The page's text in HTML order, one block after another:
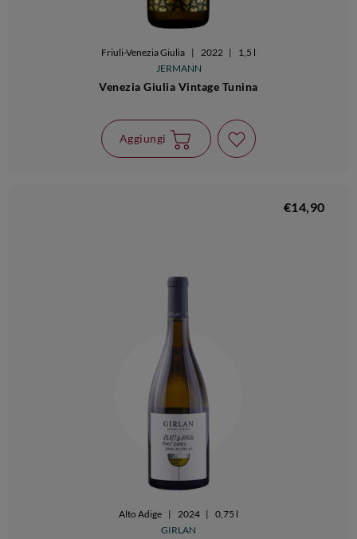
Friuli-Venezia Giulia | 2022 |
1,5 l
JERMANN
Venezia Giulia Vintage Tunina
Aggiungi
€14,90
Alto Adige | 2024 | 0,75 l
GIRLAN